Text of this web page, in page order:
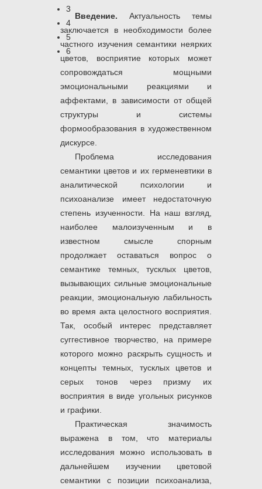
3
4
5
6
Введение. Актуальность темы
заключается в необходимости более
частного изучения семантики неярких
цветов, восприятие которых может
сопровождаться мощными
эмоциональными реакциями и
аффектами, в зависимости от общей
структуры и системы
формообразования в художественном
дискурсе.
Проблема исследования
семантики цветов и их герменевтики в
аналитической психологии и
психоанализе имеет недостаточную
степень изученности. На наш взгляд,
наиболее малоизученным и в
известном смысле спорным
продолжает оставаться вопрос о
семантике темных, тусклых цветов,
вызывающих сильные эмоциональные
реакции, эмоциональную лабильность
во время акта целостного восприятия.
Так, особый интерес представляет
суггестивное творчество, на примере
которого можно раскрыть сущность и
концепты темных, тусклых цветов и
серых тонов через призму их
восприятия в виде угольных рисунков
и графики.
Практическая значимость
выражена в том, что материалы
исследования можно использовать в
дальнейшем изучении цветовой
семантики с позиции психоанализа,